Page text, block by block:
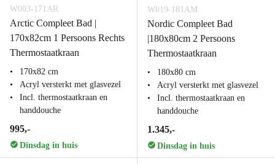
W003-171AR
Arctic Compleet Bad |
170x82cm 1 Persoons Rechts
Thermostaatkraan
170x82 cm
Acryl versterkt met glasvezel
Incl. thermostaatkraan en
handdouche
995,-
Dinsdag in huis
W019-181AM
Nordic Compleet Bad
|180x80cm 2 Persoons
Thermostaatkraan
180x80 cm
Acryl versterkt met glasvezel
Incl. thermostaatkraan en
handdouche
1.345,-
Dinsdag in huis